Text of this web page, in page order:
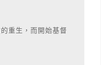
重生，而開始基督